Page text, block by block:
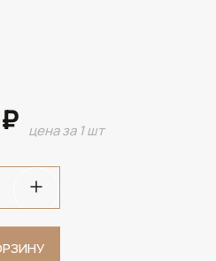
цена за 1 шт